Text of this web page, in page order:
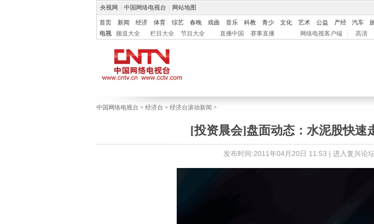
央视网 中国网络电视台 网站地图
首页 新闻 经济 体育 综艺 春晚 戏曲 音乐 科教 青少 文化 艺术 公益 产经 汽车
电视
频道大全 栏目大全 节目大全 直播中国 赛事直播 网络电视客户端 高清
中国网络电视台 > 经济台 > 经济台滚动新闻 >
[投资晨会]盘面动态：水泥股快速
发布时间:2011年04月20日 11:53 | 进入复兴论